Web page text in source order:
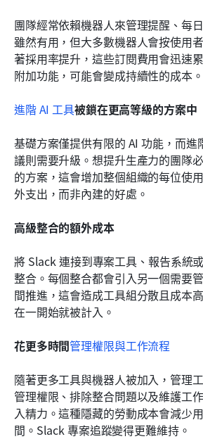
團隊經常依賴機器人來管理提醒、每
雖然有用，但大多數機器人會按使用
著採用率提升，這些訂閱費用會迅速
附加功能，可能會變成持續性的成本。
進階 AI 工具被鎖在更高等級的方案中
基礎方案僅提供有限的 AI 功能，而進
議則需要升級。想提升生產力的團隊
的方案，這會增加整個組織的每位使
外支出，而非內建的好處。
高級整合的額外成本
將 Slack 連接到專案工具、報告系統
整合。每個整合都會引入另一個需要
間推進，這會造成工具組分散且成本
在一開始就被計入。
花更多時間管理權限與工作流程
隨著更多工具與機器人被加入，管理
管理權限、排除整合問題以及維護工
入精力。這種隱藏的勞動成本會減少
間。Slack 專案追蹤變得更難維持。